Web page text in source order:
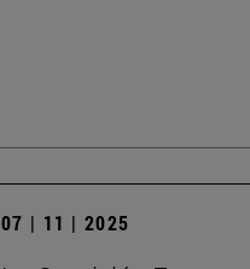
07 | 11 | 2025